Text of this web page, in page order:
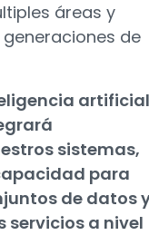
áreas y
de
artificial
sistemas,
para
de datos
servicios a nivel